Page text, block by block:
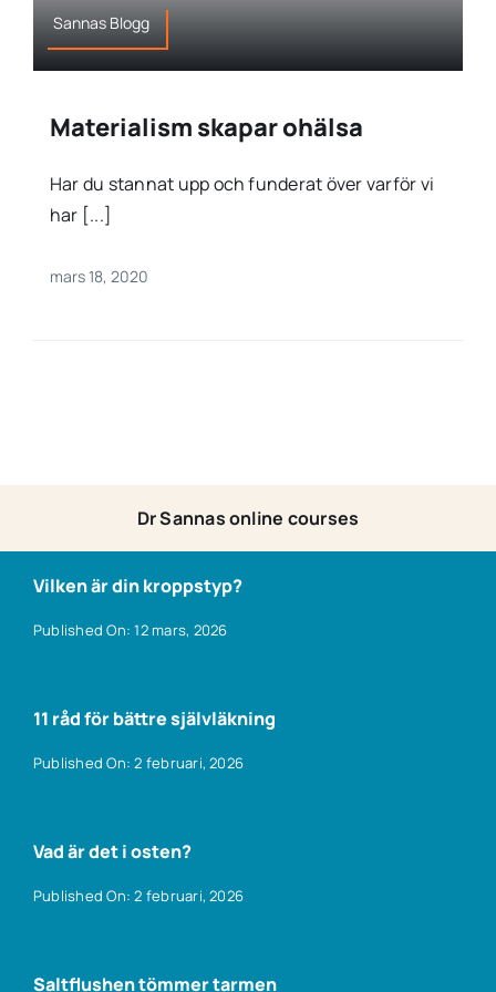
Sannas Blogg
Materialism skapar ohälsa
Har du stannat upp och funderat över varför vi
har [...]
mars 18, 2020
Dr Sannas online courses
Vilken är din kroppstyp?
Published On: 12 mars, 2026
11 råd för bättre självläkning
Published On: 2 februari, 2026
Vad är det i osten?
Published On: 2 februari, 2026
Saltflushen tömmer tarmen